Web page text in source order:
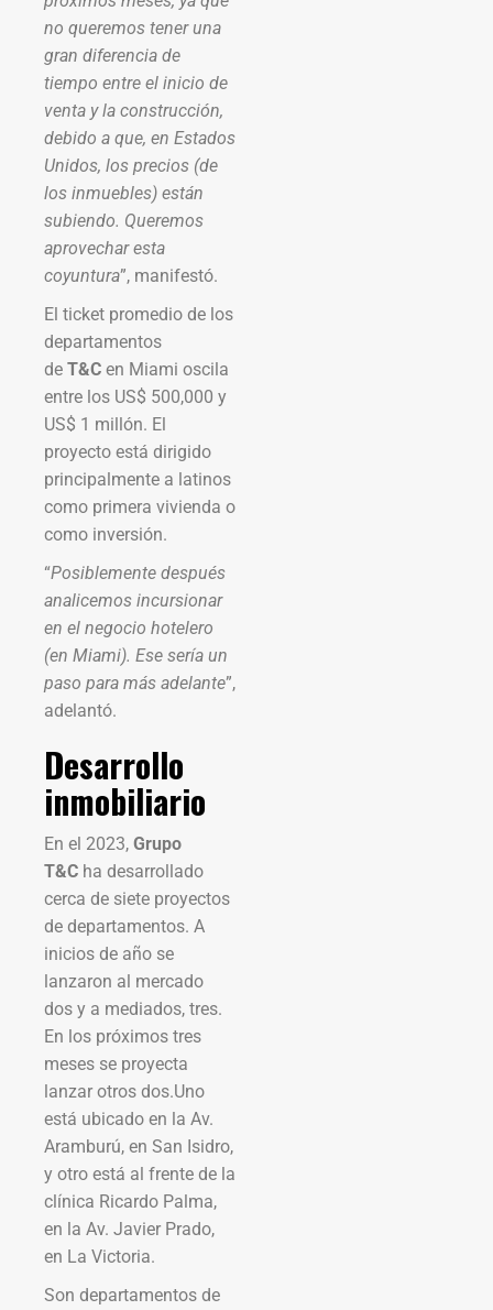
no queremos tener una
gran diferencia de
tiempo entre el inicio de
venta y la construcción,
debido a que, en Estados
Unidos, los precios (de
los inmuebles) están
subiendo. Queremos
aprovechar esta
coyuntura”, manifestó.
El ticket promedio de los
departamentos
de T&C en Miami oscila
entre los US$ 500,000 y
US$ 1 millón. El
proyecto está dirigido
principalmente a latinos
como primera vivienda o
como inversión.
“Posiblemente después
analicemos incursionar
en el negocio hotelero
(en Miami). Ese sería un
paso para más adelante”,
adelantó.
Desarrollo
inmobiliario
En el 2023, Grupo
T&C ha desarrollado
cerca de siete proyectos
de departamentos. A
inicios de año se
lanzaron al mercado
dos y a mediados, tres.
En los próximos tres
meses se proyecta
lanzar otros dos.Uno
está ubicado en la Av.
Aramburú, en San Isidro,
y otro está al frente de la
clínica Ricardo Palma,
en la Av. Javier Prado,
en La Victoria.
Son departamentos de